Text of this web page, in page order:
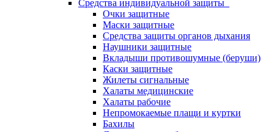
Средства индивидуальной защиты
Очки защитные
Маски защитные
Средства защиты органов дыхания
Наушники защитные
Вкладыши противошумные (беруши)
Каски защитные
Жилеты сигнальные
Халаты медицинские
Халаты рабочие
Непромокаемые плащи и куртки
Бахилы